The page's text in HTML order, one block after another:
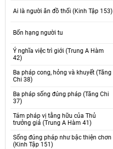
Ai là người ăn đồ thối (Kinh Tập 153)
Bốn hạng người tu
Ý nghĩa việc trì giới (Trung A Hàm
42)
Ba pháp cong, hỏng và khuyết (Tăng
Chi 38)
Ba pháp sống đúng pháp (Tăng Chi
37)
Tám pháp vị tằng hữu của Thủ
trưởng giả (Trung A Hàm 41)
Sống đúng pháp như bậc thiện chơn
(Kinh Tập 151)